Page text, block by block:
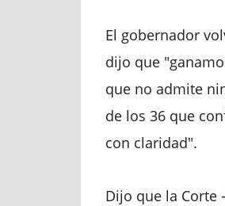
El gobernador
dijo que
que no admite
de los 36 que
con claridad".
Dijo que la Corte